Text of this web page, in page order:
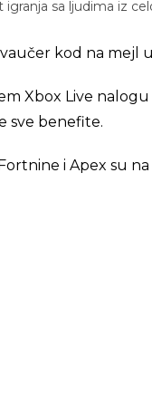
sa ljudima iz
kod na mejl
Xbox Live
sve benefite.
i Apex su